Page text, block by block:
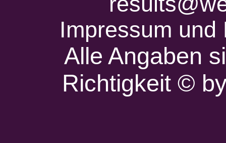
Impressum
Alle Angaben
Richtigkeit ©